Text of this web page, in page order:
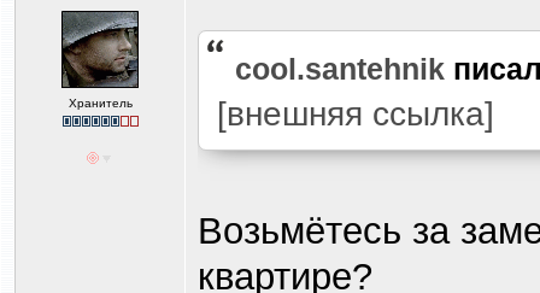
Хранитель
cool.santehnik
[внешняя ссылка]
Возьмётесь за
квартире?